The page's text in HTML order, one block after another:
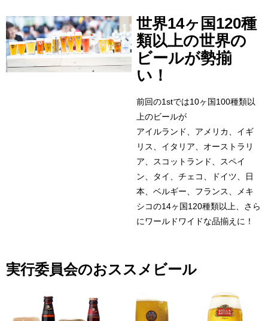
世界14ヶ国120種
類以上の世界の
ビールが勢揃
い！
前回の1stでは10ヶ国100種類以
上のビールが
アイルランド、アメリカ、イギ
リス、イタリア、オーストラリ
ア、スコットランド、スペイ
ン、タイ、チェコ、ドイツ、日
本、ベルギー、フランス、メキ
シコの14ヶ国120種類以上、さら
にワールドワイドな品揃えに！
実行委員会のおススメビール